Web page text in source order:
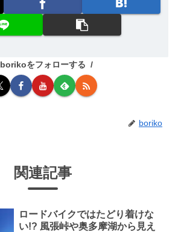
borikoをフォローする
boriko
関連記事
ロードバイクではたどり着けな
い!? 風張峠や奥多摩湖から見え